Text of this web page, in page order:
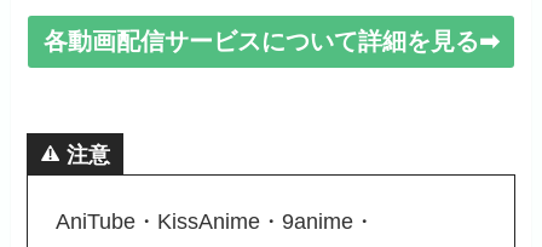
各動画配信サービスについて詳細を見る➡
注意
AniTube・KissAnime・9anime・